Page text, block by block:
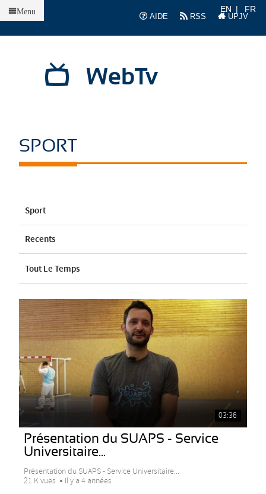
AIDE
RSS UPJV
EN FR
WebTv
Menu
SPORT
Sport
Recents
Tout Le Temps
03:36
Présentation du SUAPS - Service
Universitaire...
Présentation du SUAPS - Service Universitaire...
21 K vues
Il y a 4 années